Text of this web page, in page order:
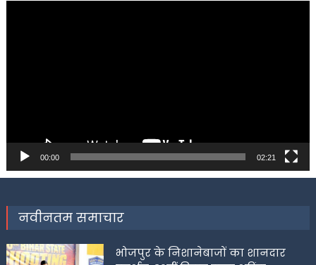
00:00 02:21
नवीनतम समाचार
भोजपुर के निशानेबाजों का शानदार